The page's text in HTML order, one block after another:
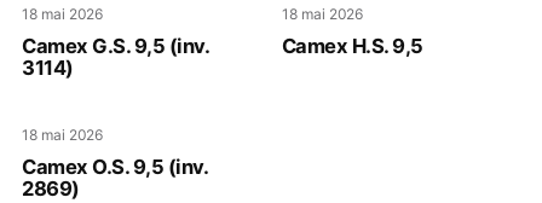
18 mai 2026
Camex G.S. 9,5 (inv.
3114)
18 mai 2026
Camex H.S. 9,5
18 mai 2026
Camex O.S. 9,5 (inv.
2869)